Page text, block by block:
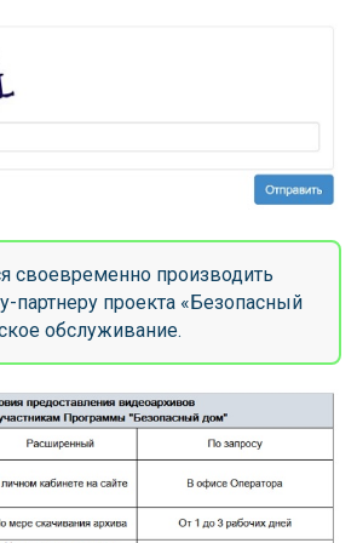
своевременно производить
партнеру проекта «Безопасный
обслуживание.